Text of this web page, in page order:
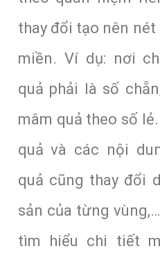
thay đổi tạo nên
miền. Ví dụ: nơi
quả phải là số
mâm quả theo số
quả và các nội
quả cũng thay đổi
sản của từng
tìm hiểu chi tiết